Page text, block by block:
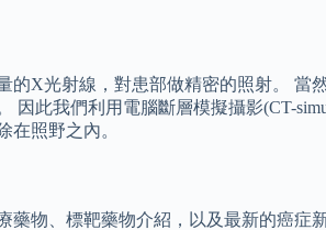
X光射線，對患部做精密的照射。 當
此我們利用電腦斷層模擬攝影(CT-
照野之內。
物、標靶藥物介紹，以及最新的癌症